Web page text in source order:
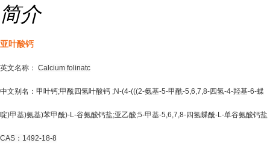
简介
亚叶酸钙
英文名称： Calcium folinatc
中文别名：甲叶钙;甲酰四氢叶酸钙 ;N-(4-(((2-氨基-5-甲酰-5,6,7,8-四氢-4-羟基-6-蝶
啶)甲基)氨基)苯甲酰)-L-谷氨酸钙盐;亚乙酸;5-甲基-5,6,7,8-四氢蝶酰-L-单谷氨酸钙盐
CAS：1492-18-8